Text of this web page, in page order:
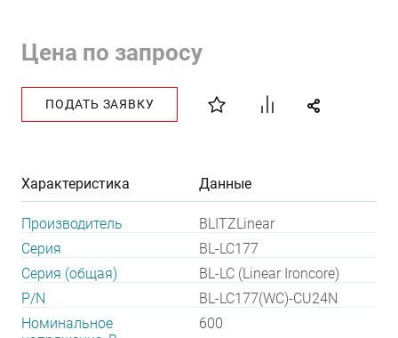
Цена по запросу
ПОДАТЬ ЗАЯВКУ
Характеристика Данные
Производитель
BLITZLinear
Серия
BL-LC177
Серия (общая)
BL-LC (Linear Ironcore)
P/N
BL-LC177(WC)-CU24N
Номинальное
600